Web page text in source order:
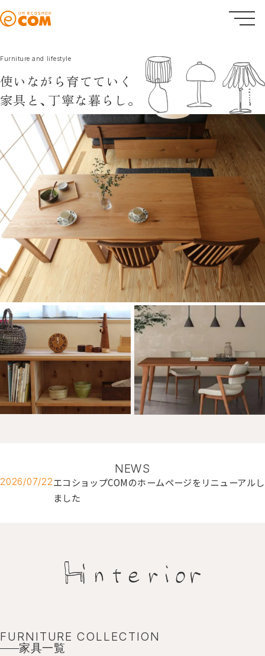
Furniture and lifestyle
使いながら育てていく
家具と、丁寧な暮らし。
NEWS
2026/07/22エコショップCOMのホームページをリニューアルし
ました
FURNITURE COLLECTION
家具一覧